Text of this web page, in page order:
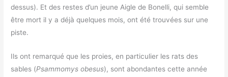
dessus). Et des restes d’un jeune Aigle de Bonelli, qui semble
être mort il y a déjà quelques mois, ont été trouvées sur une
piste.
Ils ont remarqué que les proies, en particulier les rats des
sables (Psammomys obesus), sont abondantes cette année